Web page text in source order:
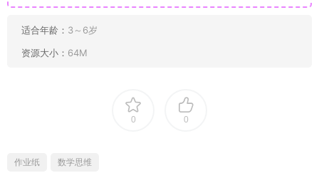
适合年龄： 3～6岁
资源大小： 64M
0 0
作业纸 数学思维